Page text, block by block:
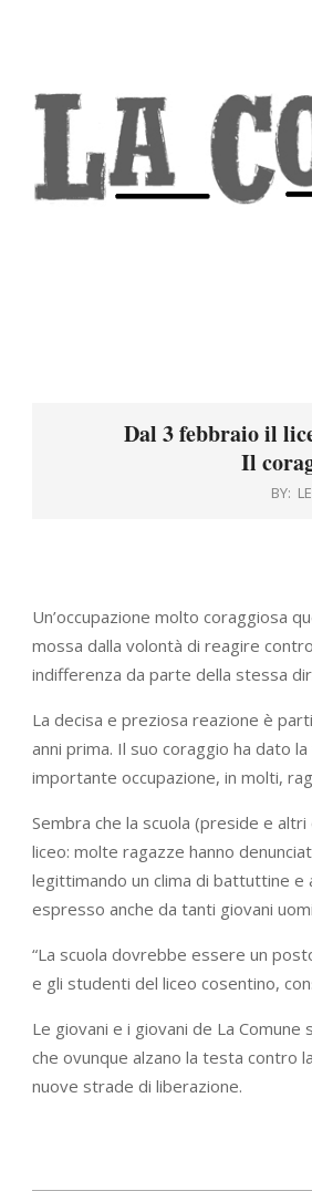
Dal 3 febbraio il
Il
BY:
Un’occupazione molto coraggiosa
mossa dalla volontà di reagire
indifferenza da parte della stessa
La decisa e preziosa reazione è
anni prima. Il suo coraggio ha dato
importante occupazione, in molti,
Sembra che la scuola (preside e
liceo: molte ragazze hanno
legittimando un clima di battuttine e
espresso anche da tanti giovani
“La scuola dovrebbe essere un
e gli studenti del liceo cosentino,
Le giovani e i giovani de La
che ovunque alzano la testa contro
nuove strade di liberazione.